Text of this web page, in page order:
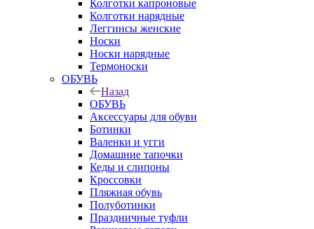
Колготки капроновые
Колготки нарядные
Леггинсы женские
Носки
Носки нарядные
Термоноски
ОБУВЬ
Назад
ОБУВЬ
Аксессуары для обуви
Ботинки
Валенки и угги
Домашние тапочки
Кеды и слипоны
Кроссовки
Пляжная обувь
Полуботинки
Праздничные туфли